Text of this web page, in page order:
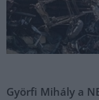
Györfi Mihály a